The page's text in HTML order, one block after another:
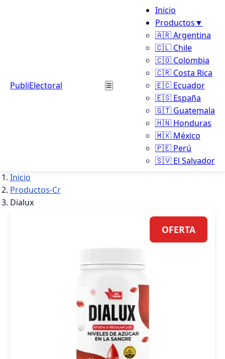
PubliElectoral ☰
Inicio
Productos▼
🇦🇷 Argentina
🇨🇱 Chile
🇨🇴 Colombia
🇨🇷 Costa Rica
🇪🇨 Ecuador
🇪🇸 España
🇬🇹 Guatemala
🇭🇳 Honduras
🇲🇽 México
🇵🇪 Perú
🇸🇻 El Salvador
Inicio
Productos-Cr
Dialux
OFERTA